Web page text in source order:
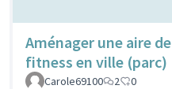
Aménager une aire de
fitness en ville (parc)
Carole69100
2 0